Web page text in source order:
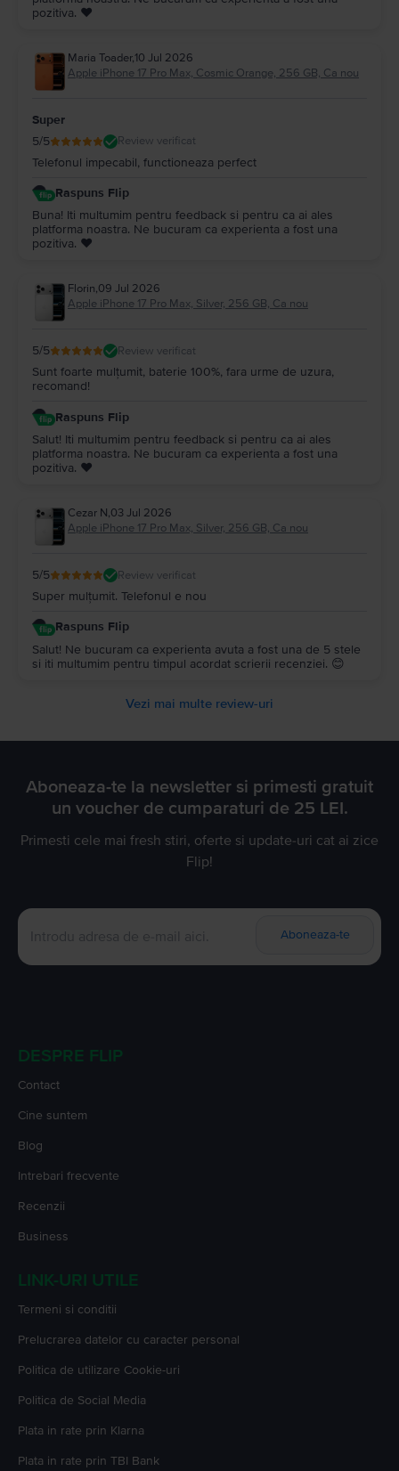
pozitiva. ❤️
Maria Toader,10 Jul 2026
Apple iPhone 17 Pro Max, Cosmic Orange, 256 GB, Ca nou
Super
5/5 Review verificat
Telefonul impecabil, functioneaza perfect
Raspuns Flip
Buna! Iti multumim pentru feedback si pentru ca ai ales
platforma noastra. Ne bucuram ca experienta a fost una
pozitiva. ❤️
Florin,09 Jul 2026
Apple iPhone 17 Pro Max, Silver, 256 GB, Ca nou
5/5 Review verificat
Sunt foarte mulțumit, baterie 100%, fara urme de uzura,
recomand!
Raspuns Flip
Salut! Iti multumim pentru feedback si pentru ca ai ales
platforma noastra. Ne bucuram ca experienta a fost una
pozitiva. ❤️
Cezar N,03 Jul 2026
Apple iPhone 17 Pro Max, Silver, 256 GB, Ca nou
5/5 Review verificat
Super mulțumit. Telefonul e nou
Raspuns Flip
Salut! Ne bucuram ca experienta avuta a fost una de 5 stele
si iti multumim pentru timpul acordat scrierii recenziei. 😊
Vezi mai multe review-uri
Aboneaza-te la newsletter si primesti gratuit
un voucher de cumparaturi de 25 LEI.
Primesti cele mai fresh stiri, oferte si update-uri cat ai zice
Flip!
Aboneaza-te
DESPRE FLIP
Contact
Cine suntem
Blog
Intrebari frecvente
Recenzii
Business
LINK-URI UTILE
Termeni si conditii
Prelucrarea datelor cu caracter personal
Politica de utilizare Cookie-uri
Politica de Social Media
Plata in rate prin Klarna
Plata in rate prin TBI Bank